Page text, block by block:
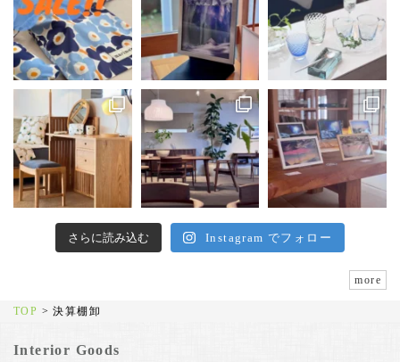
さらに読み込む Instagram でフォロー
more
TOP >決算棚卸
Interior Goods